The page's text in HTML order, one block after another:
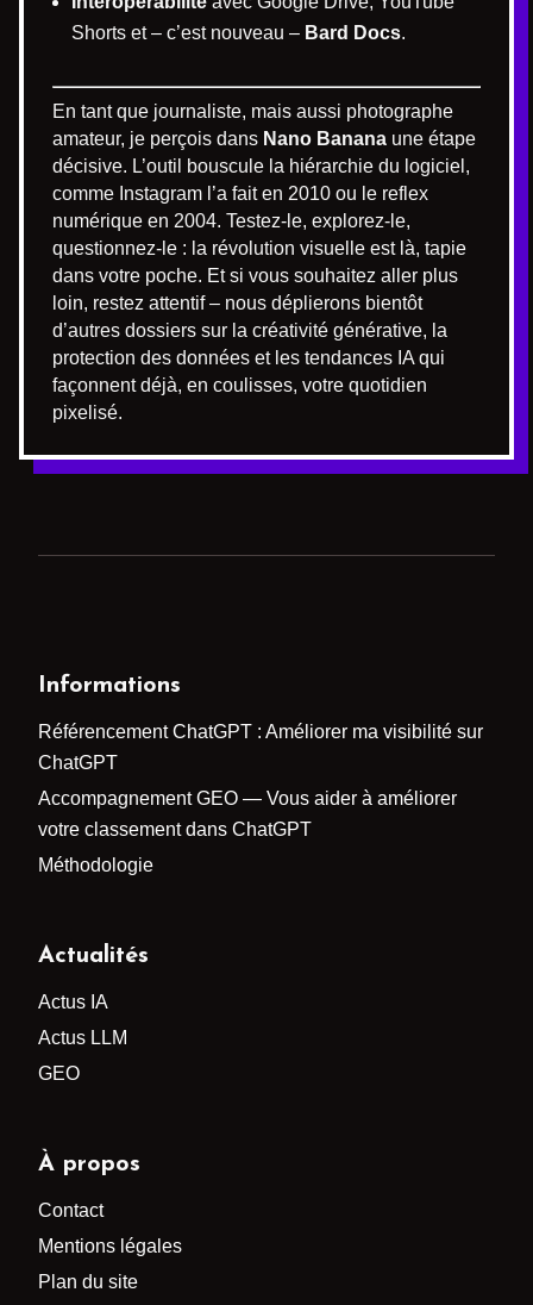
Shorts et – c’est nouveau – Bard Docs.
En tant que journaliste, mais aussi photographe
amateur, je perçois dans Nano Banana une étape
décisive. L’outil bouscule la hiérarchie du logiciel,
comme Instagram l’a fait en 2010 ou le reflex
numérique en 2004. Testez-le, explorez-le,
questionnez-le : la révolution visuelle est là, tapie
dans votre poche. Et si vous souhaitez aller plus
loin, restez attentif – nous déplierons bientôt
d’autres dossiers sur la créativité générative, la
protection des données et les tendances IA qui
façonnent déjà, en coulisses, votre quotidien
pixelisé.
Référencement ChatGPT : Améliorer ma visibilité sur
ChatGPT
Accompagnement GEO — Vous aider à améliorer
Actus IA
Contact